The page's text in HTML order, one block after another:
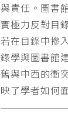
與責任。圖書
實極力反對目
若在目錄中摻
錄學與圖書館
舊與中西的衝
映了學者如何